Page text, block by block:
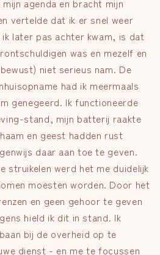
agenda en bracht mijn
vertelde dat ik er snel weer
ik later pas achter kwam, is dat
was en mezelf en
niet serieus nam. De
had ik meermaals
genegeerd. Ik functioneerde
stand, mijn batterij raakte
en geest hadden rust
daar aan toe te geven.
struikelen werd het me duidelijk
moesten worden. Door het
en geen gehoor te geven
hield ik dit in stand. Ik
bij de overheid op te
dienst - en me te focussen